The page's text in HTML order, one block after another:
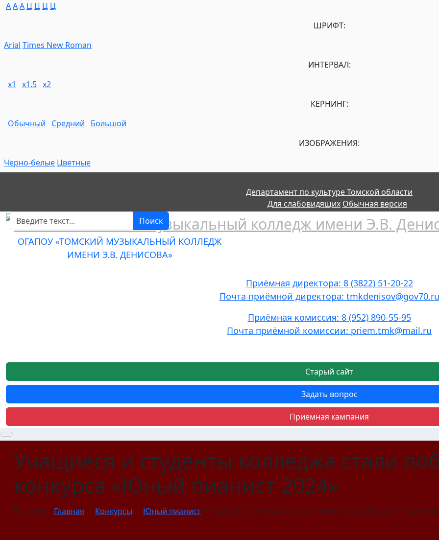
AAA Ц Ц Ц Ц
ШРИФТ:
Arial Times New Roman
ИНТЕРВАЛ:
х1
х1.5 х2
КЕРНИНГ:
Обычный
Средний
Большой
ИЗОБРАЖЕНИЯ:
Черно-белые Цветные
Департамент по культуре Томской области
Для слабовидящих Обычная версия
Поиск
Поиск
ОГАПОУ «ТОМСКИЙ МУЗЫКАЛЬНЫЙ КОЛЛЕДЖ
ИМЕНИ Э.В. ДЕНИСОВА»
Приёмная директора: 8 (3822) 51-20-22
Почта приёмной директора: tmkdenisov@gov70.ru
Приёмная комиссия: 8 (952) 890-55-95
Почта приёмной комиссии: priem.tmk@mail.ru
Старый сайт
Задать вопрос
Приемная кампания
Учащиеся и студенты колледжа стали
конкурса «Юный пианист-2024»
Вы здесь: Главная Конкурсы Юный пианист Учащиеся и студенты колледжа стали победителями